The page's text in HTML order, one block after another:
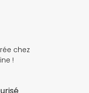
chez
!